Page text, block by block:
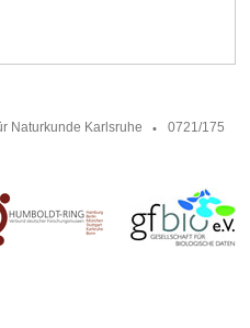
Naturkunde Karlsruhe
0721/175